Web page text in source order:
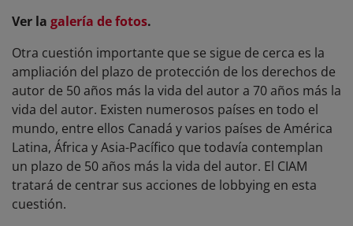
Ver la galería de fotos.
Otra cuestión importante que se sigue de cerca es la
ampliación del plazo de protección de los derechos de
autor de 50 años más la vida del autor a 70 años más la
vida del autor. Existen numerosos países en todo el
mundo, entre ellos Canadá y varios países de América
Latina, África y Asia-Pacífico que todavía contemplan
un plazo de 50 años más la vida del autor. El CIAM
tratará de centrar sus acciones de lobbying en esta
cuestión.